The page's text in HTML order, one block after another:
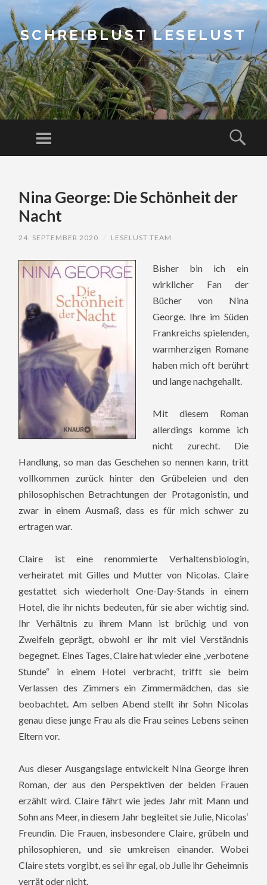
SCHREIBLUST LESELUST
Menu
CONTENTNina George: Die Schönheit der
Nacht
24. SEPTEMBER 2020 LESELUST TEAM
Bisher bin ich ein
wirklicher Fan der
Bücher von Nina
George. Ihre im Süden
Frankreichs spielenden,
warmherzigen Romane
haben mich oft berührt
und lange nachgehallt.
Mit diesem Roman
allerdings komme ich
nicht zurecht. Die
Handlung, so man das Geschehen so nennen kann, tritt
vollkommen zurück hinter den Grübeleien und den
philosophischen Betrachtungen der Protagonistin, und
zwar in einem Ausmaß, dass es für mich schwer zu
ertragen war.
Claire ist eine renommierte Verhaltensbiologin,
verheiratet mit Gilles und Mutter von Nicolas. Claire
gestattet sich wiederholt One-Day-Stands in einem
Hotel, die ihr nichts bedeuten, für sie aber wichtig sind.
Ihr Verhältnis zu ihrem Mann ist brüchig und von
Zweifeln geprägt, obwohl er ihr mit viel Verständnis
begegnet. Eines Tages, Claire hat wieder eine „verbotene
Stunde“ in einem Hotel verbracht, trifft sie beim
Verlassen des Zimmers ein Zimmermädchen, das sie
beobachtet. Am selben Abend stellt ihr Sohn Nicolas
genau diese junge Frau als die Frau seines Lebens seinen
Eltern vor.
Aus dieser Ausgangslage entwickelt Nina George ihren
Roman, der aus den Perspektiven der beiden Frauen
erzählt wird. Claire fährt wie jedes Jahr mit Mann und
Sohn ans Meer, in diesem Jahr begleitet sie Julie, Nicolas‘
Freundin. Die Frauen, insbesondere Claire, grübeln und
philosophieren, und sie umkreisen einander. Wobei
Claire stets vorgibt, es sei ihr egal, ob Julie ihr Geheimnis
verrät oder nicht.